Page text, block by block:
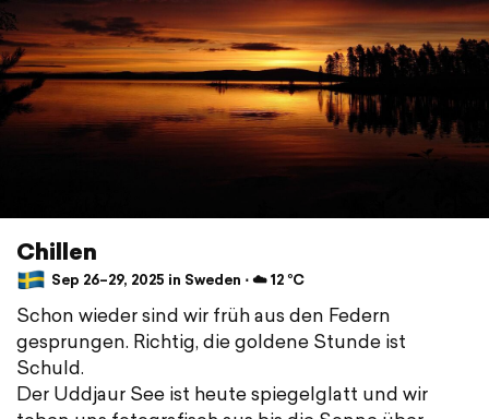
Chillen
Sep 26–29, 2025 in Sweden ⋅ ☁️ 12 °C
Schon wieder sind wir früh aus den Federn
gesprungen. Richtig, die goldene Stunde ist
Schuld.
Der Uddjaur See ist heute spiegelglatt und wir